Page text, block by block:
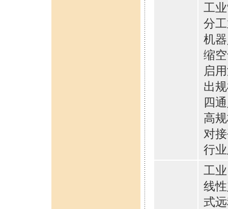
工
分
机
缩
启
出
四
高
对
行
工
线
式